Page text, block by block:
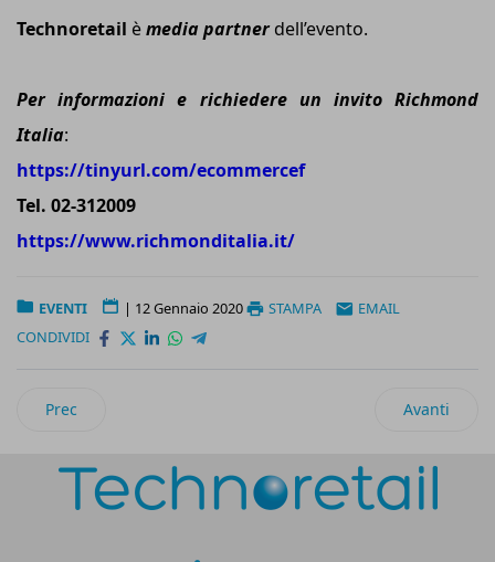
Technoretail èmedia partnerdell’evento.
Per informazioni e richiedere un invito Richmond
Italia:
https://tinyurl.com/ecommercef
Tel. 02-312009
https://www.richmonditalia.it/
EVENTI | 12 Gennaio 2020 STAMPA
EMAIL
CONDIVIDI
Articolo precedente: B2B Marketing Conference 2020: Drive
Prec Articolo
Avanti